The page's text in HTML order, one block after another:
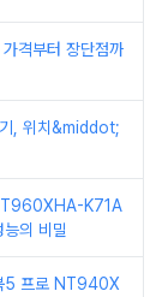
격부터 장단점까
기, 위치&middot;
K71A
의 비밀
5 프로 NT940X